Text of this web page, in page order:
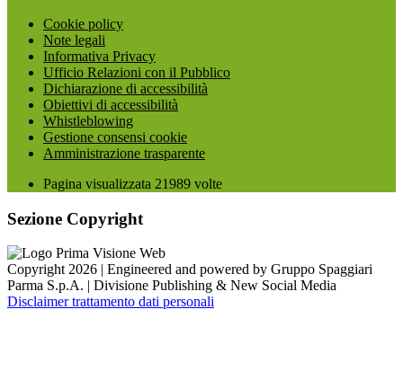
Cookie policy
Note legali
Informativa Privacy
Ufficio Relazioni con il Pubblico
Dichiarazione di accessibilità
Obiettivi di accessibilità
Whistleblowing
Gestione consensi cookie
Amministrazione trasparente
Pagina visualizzata 21989 volte
Sezione Copyright
Copyright 2026 | Engineered and powered by Gruppo Spaggiari
Parma S.p.A. | Divisione Publishing & New Social Media
Disclaimer trattamento dati personali